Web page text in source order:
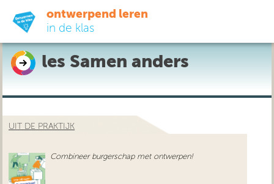
ontwerpend leren
in de klas
ready-to-go
do-it-yourself
uit de praktijk
les Samen anders
UIT DE PRAKTIJK
Combineer burgerschap met ontwerpen!